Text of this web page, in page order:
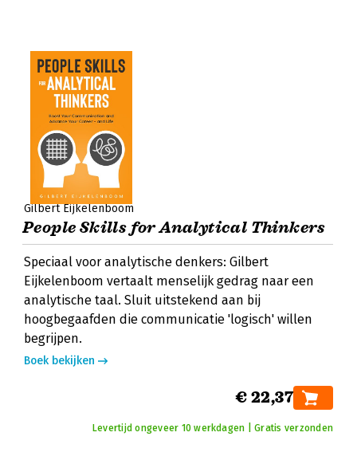
Gilbert Eijkelenboom
People Skills for Analytical Thinkers
Speciaal voor analytische denkers: Gilbert
Eijkelenboom vertaalt menselijk gedrag naar een
analytische taal. Sluit uitstekend aan bij
hoogbegaafden die communicatie 'logisch' willen
begrijpen.
Boek bekijken
€ 22,37
Levertijd ongeveer 10 werkdagen | Gratis verzonden